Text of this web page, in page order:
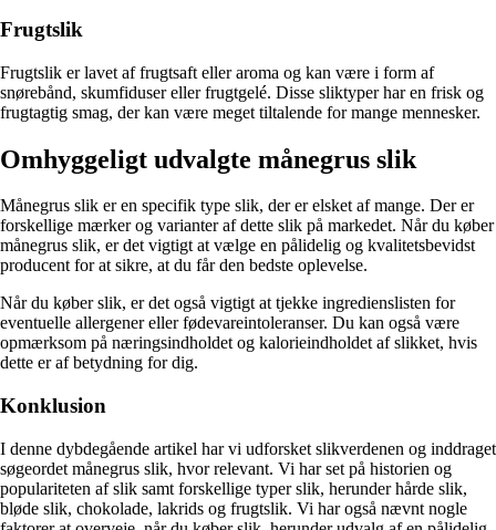
Frugtslik
Frugtslik er lavet af frugtsaft eller aroma og kan være i form af
snørebånd, skumfiduser eller frugtgelé. Disse sliktyper har en frisk og
frugtagtig smag, der kan være meget tiltalende for mange mennesker.
Omhyggeligt udvalgte månegrus slik
Månegrus slik er en specifik type slik, der er elsket af mange. Der er
forskellige mærker og varianter af dette slik på markedet. Når du køber
månegrus slik, er det vigtigt at vælge en pålidelig og kvalitetsbevidst
producent for at sikre, at du får den bedste oplevelse.
Når du køber slik, er det også vigtigt at tjekke ingredienslisten for
eventuelle allergener eller fødevareintoleranser. Du kan også være
opmærksom på næringsindholdet og kalorieindholdet af slikket, hvis
dette er af betydning for dig.
Konklusion
I denne dybdegående artikel har vi udforsket slikverdenen og inddraget
søgeordet månegrus slik, hvor relevant. Vi har set på historien og
populariteten af slik samt forskellige typer slik, herunder hårde slik,
bløde slik, chokolade, lakrids og frugtslik. Vi har også nævnt nogle